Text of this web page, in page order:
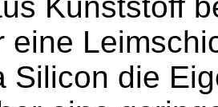
eine
Silicon die